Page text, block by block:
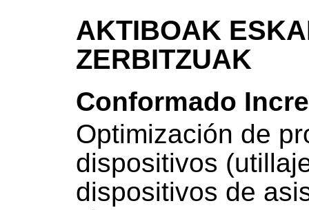
AKTIBOAK
ZERBITZUAK
Conformado
Optimización de
dispositivos
dispositivos de